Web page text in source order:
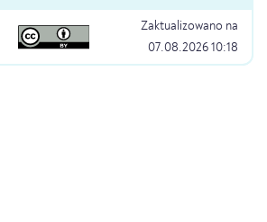
Zaktualizowano na
07.08.2026 10:18